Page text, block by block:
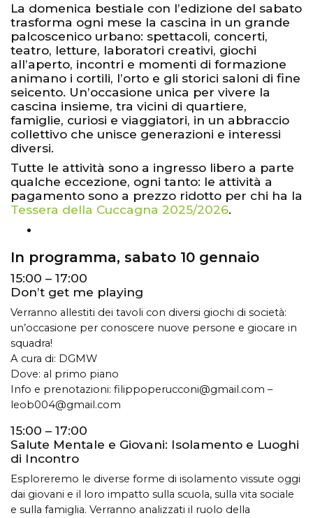
La domenica bestiale con l’edizione del sabato
trasforma ogni mese la cascina in un grande
palcoscenico urbano: spettacoli, concerti,
teatro, letture, laboratori creativi, giochi
all’aperto, incontri e momenti di formazione
animano i cortili, l’orto e gli storici saloni di fine
seicento. Un’occasione unica per vivere la
cascina insieme, tra vicini di quartiere,
famiglie, curiosi e viaggiatori, in un abbraccio
collettivo che unisce generazioni e interessi
diversi.
Tutte le attività sono a ingresso libero a parte
qualche eccezione, ogni tanto: le attività a
pagamento sono a prezzo ridotto per chi ha la
Tessera della Cuccagna 2025/2026.
In programma, sabato 10 gennaio
15:00 – 17:00
Don’t get me playing
Verranno allestiti dei tavoli con diversi giochi di società:
un’occasione per conoscere nuove persone e giocare in
squadra!
A cura di: DGMW
Dove: al primo piano
Info e prenotazioni: filippoperucconi@gmail.com –
leob004@gmail.com
15:00 – 17:00
Salute Mentale e Giovani: Isolamento e Luoghi
di Incontro
Esploreremo le diverse forme di isolamento vissute oggi
dai giovani e il loro impatto sulla scuola, sulla vita sociale
e sulla famiglia. Verranno analizzati il ruolo della